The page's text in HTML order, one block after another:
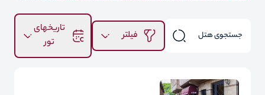
فیلتر
تاریخهای
تور